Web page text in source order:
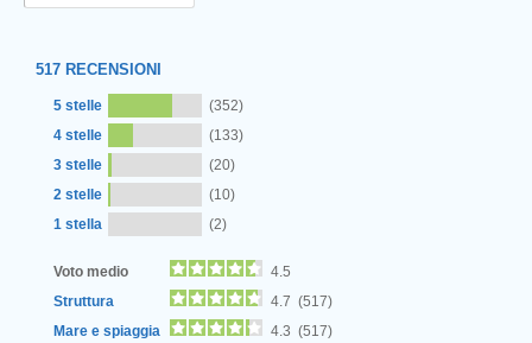
517 RECENSIONI
5 stelle
(352)
4 stelle
(133)
3 stelle
(20)
2 stelle
(10)
1 stella
(2)
Voto medio
4.5
Struttura
4.7 (517)
Mare e spiaggia
4.3 (517)